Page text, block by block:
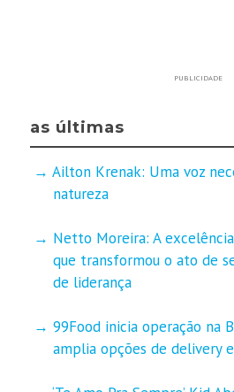
PUBLICIDADE
as últimas
Ailton Krenak: Uma voz
natureza
Netto Moreira: A
que transformou o ato de
de liderança
99Food inicia operação na
amplia opções de delivery